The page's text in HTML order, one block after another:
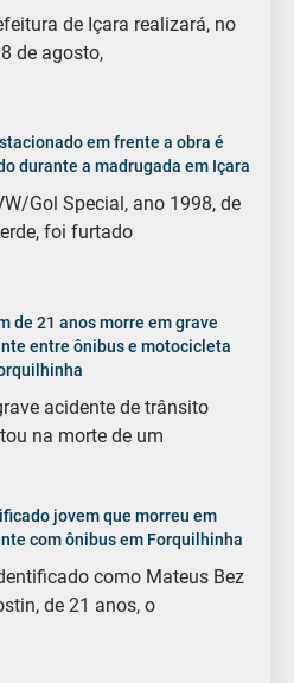
de Içara realizará, no
de agosto,
em frente a obra é
durante a madrugada em Içara
Gol Special, ano 1998, de
foi furtado
de 21 anos morre em grave
entre ônibus e motocicleta
acidente de trânsito
na morte de um
jovem que morreu em
com ônibus em Forquilhinha
como Mateus Bez
de 21 anos, o